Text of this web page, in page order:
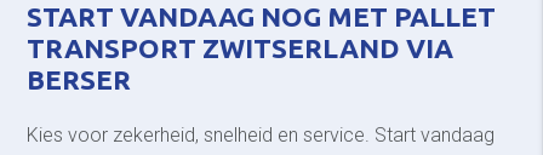
START VANDAAG NOG MET PALLET
TRANSPORT ZWITSERLAND VIA
BERSER
Kies voor zekerheid, snelheid en service. Start vandaag